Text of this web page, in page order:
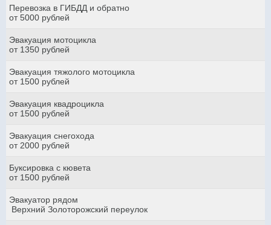
Перевозка в ГИБДД и обратно
от 5000 рублей
Эвакуация мотоцикла
от 1350 рублей
Эвакуация тяжолого мотоцикла
от 1500 рублей
Эвакуация квадроцикла
от 1500 рублей
Эвакуация снегохода
от 2000 рублей
Буксировка с кювета
от 1500 рублей
Эвакуатор рядом
Верхний Золоторожский переулок